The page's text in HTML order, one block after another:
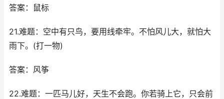
答案：鼠标
21.难题：空中有只鸟，要用线牵牢。不怕风儿大，就怕大
雨下。(打一物)
答案：风筝
22.难题：一匹马儿好，天生不会跑。你若骑上它，只会前